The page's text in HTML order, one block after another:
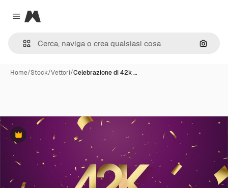
Close menu
Magnific
Cerca
Home/Stock/Vettori/Celebrazione di 42k …
Premium